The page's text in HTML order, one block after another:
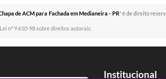
de ACM para Fachada em Medianeira - PR" é de direito
Lei n° 9.610-98 sobre direitos autorais
Institucional